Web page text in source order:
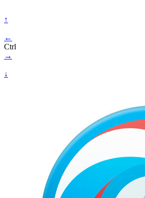
↑
←
Ctrl
→
↓